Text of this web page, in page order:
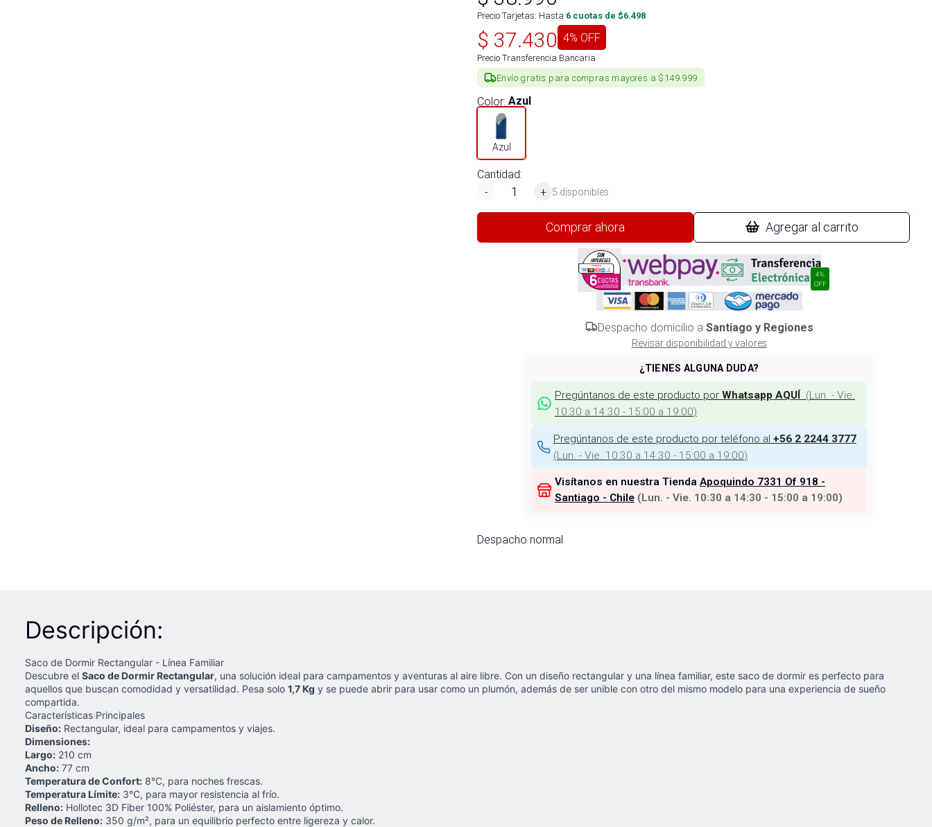
Precio Tarjetas: Hasta 6 cuotas de $6.498
$ 37.430 4% OFF
Precio Transferencia Bancaria
Envío gratis para compras mayores a $149.999
Color: Azul
Azul
Cantidad:
-
+ 5 disponibles
Comprar ahora Agregar al carrito
4%
OFF
Despacho domicilio a Santiago y Regiones
Revisar disponibilidad y valores
¿TIENES ALGUNA DUDA?
Pregúntanos de este producto por Whatsapp AQUÍ (Lun. - Vie.
10:30 a 14:30 - 15:00 a 19:00)
Pregúntanos de este producto por teléfono al +56 2 2244 3777
(Lun. - Vie. 10:30 a 14:30 - 15:00 a 19:00)
Visítanos en nuestra Tienda Apoquindo 7331 Of 918 -
Santiago - Chile (Lun. - Vie. 10:30 a 14:30 - 15:00 a 19:00)
Despacho normal
Descripción:
Saco de Dormir Rectangular - Línea Familiar
Descubre el Saco de Dormir Rectangular, una solución ideal para campamentos y aventuras al aire libre. Con un diseño rectangular y una línea familiar, este saco de dormir es perfecto para
aquellos que buscan comodidad y versatilidad. Pesa solo 1,7 Kg y se puede abrir para usar como un plumón, además de ser unible con otro del mismo modelo para una experiencia de sueño
compartida.
Características Principales
Diseño: Rectangular, ideal para campamentos y viajes.
Dimensiones:
Largo: 210 cm
Ancho: 77 cm
Temperatura de Confort: 8°C, para noches frescas.
Temperatura Límite: 3°C, para mayor resistencia al frío.
Relleno: Hollotec 3D Fiber 100% Poliéster, para un aislamiento óptimo.
Peso de Relleno: 350 g/m², para un equilibrio perfecto entre ligereza y calor.